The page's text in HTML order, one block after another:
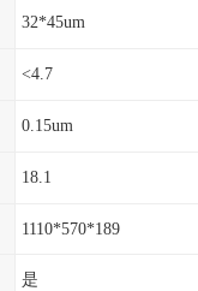
32*45um
<4.7
0.15um
18.1
1110*570*189
是